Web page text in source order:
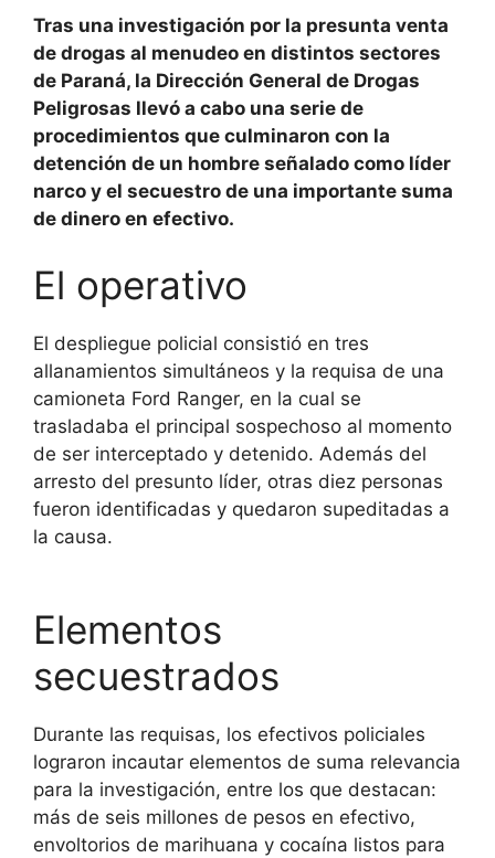
Tras una investigación por la presunta venta
de drogas al menudeo en distintos sectores
de Paraná, la Dirección General de Drogas
Peligrosas llevó a cabo una serie de
procedimientos que culminaron con la
detención de un hombre señalado como líder
narco y el secuestro de una importante suma
de dinero en efectivo.
El operativo
El despliegue policial consistió en tres
allanamientos simultáneos y la requisa de una
camioneta Ford Ranger, en la cual se
trasladaba el principal sospechoso al momento
de ser interceptado y detenido. Además del
arresto del presunto líder, otras diez personas
fueron identificadas y quedaron supeditadas a
la causa.
Elementos
secuestrados
Durante las requisas, los efectivos policiales
lograron incautar elementos de suma relevancia
para la investigación, entre los que destacan:
más de seis millones de pesos en efectivo,
envoltorios de marihuana y cocaína listos para